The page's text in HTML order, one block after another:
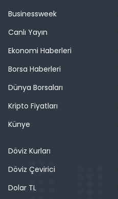
Businessweek
Canlı Yayın
Ekonomi Haberleri
Borsa Haberleri
Dünya Borsaları
Kripto Fiyatları
Künye
Döviz Kurları
Döviz Çevirici
Dolar TL